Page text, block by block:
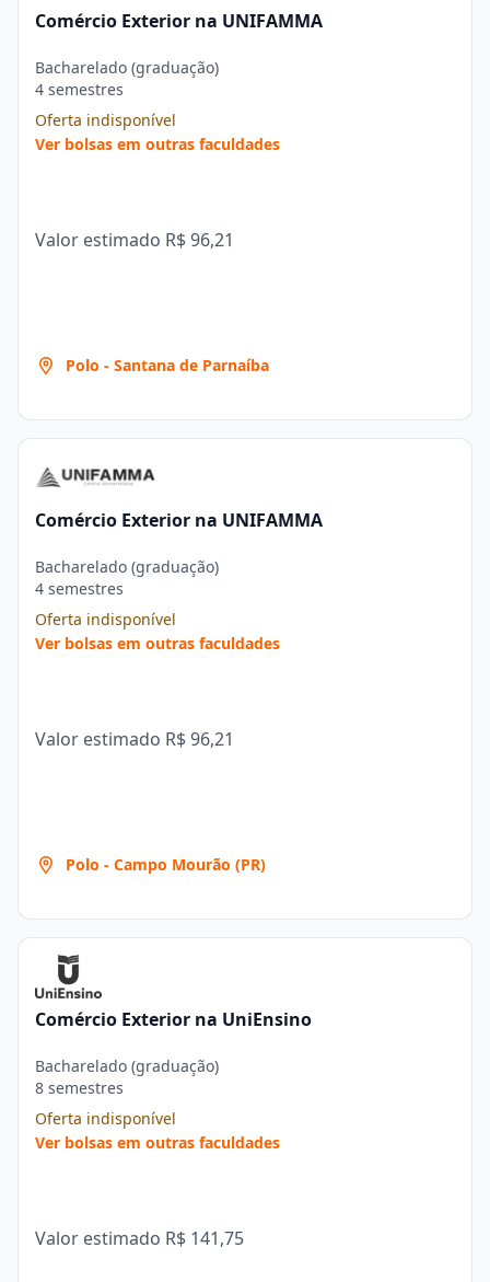
Comércio Exterior na UNIFAMMA
Bacharelado (graduação)
4 semestres
Oferta indisponível
Ver bolsas em outras faculdades
Valor estimado R$ 96,21
Polo - Santana de Parnaíba
Comércio Exterior na UNIFAMMA
Bacharelado (graduação)
4 semestres
Oferta indisponível
Ver bolsas em outras faculdades
Valor estimado R$ 96,21
Polo - Campo Mourão (PR)
Comércio Exterior na UniEnsino
Bacharelado (graduação)
8 semestres
Oferta indisponível
Ver bolsas em outras faculdades
Valor estimado R$ 141,75